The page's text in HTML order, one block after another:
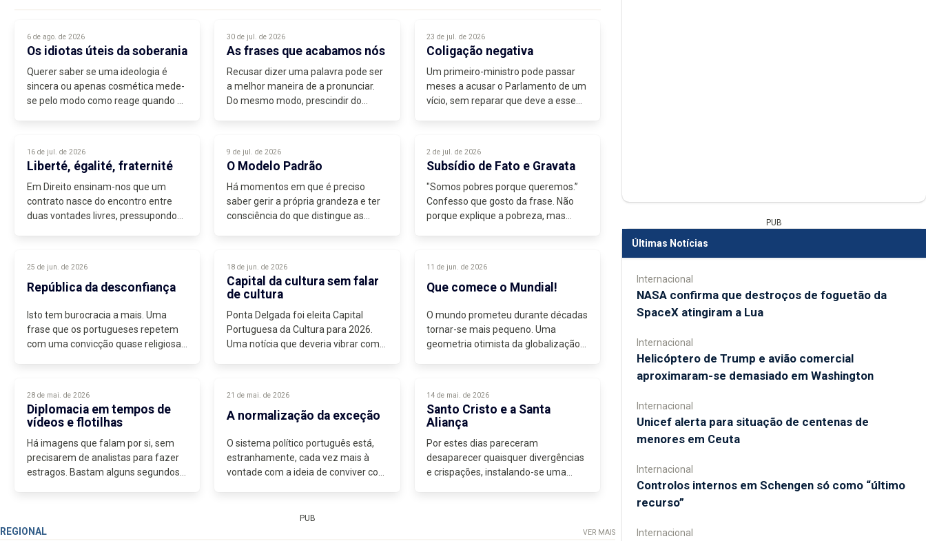
6 de ago. de 2026
Os idiotas úteis da soberania
Querer saber se uma ideologia é
sincera ou apenas cosmética mede-
se pelo modo como reage quando a
europeia...
30 de jul. de 2026
As frases que acabamos nós
Recusar dizer uma palavra pode ser
a melhor maneira de a pronunciar.
Do mesmo modo, prescindir do
23 de jul. de 2026
Coligação negativa
Um primeiro-ministro pode passar
meses a acusar o Parlamento de um
vício, sem reparar que deve a esse
Nação, Luís Montenegro...
16 de jul. de 2026
Liberté, égalité, fraternité
Em Direito ensinam-nos que um
contrato nasce do encontro entre
duas vontades livres, pressupondo
9 de jul. de 2026
O Modelo Padrão
Há momentos em que é preciso
saber gerir a própria grandeza e ter
consciência do que distingue as
2 de jul. de 2026
Subsídio de Fato e Gravata
"Somos pobres porque queremos.”
Confesso que gosto da frase. Não
porque explique a pobreza, mas
25 de jun. de 2026
República da desconfiança
Isto tem burocracia a mais. Uma
frase que os portugueses repetem
com uma convicção quase religiosa.
conseguem...
18 de jun. de 2026
Capital da cultura sem falar
de cultura
Ponta Delgada foi eleita Capital
Portuguesa da Cultura para 2026.
Uma notícia que deveria vibrar com
11 de jun. de 2026
Que comece o Mundial!
O mundo prometeu durante décadas
tornar-se mais pequeno. Uma
geometria otimista da globalização
circulação,...
28 de mai. de 2026
Diplomacia em tempos de
vídeos e flotilhas
Há imagens que falam por si, sem
precisarem de analistas para fazer
estragos. Bastam alguns segundos
21 de mai. de 2026
A normalização da exceção
O sistema político português está,
estranhamente, cada vez mais à
vontade com a ideia de conviver com
audácia de quem testa os limites...
14 de mai. de 2026
Santo Cristo e a Santa
Aliança
Por estes dias pareceram
desaparecer quaisquer divergências
e crispações, instalando-se uma
PUB
REGIONAL VER MAIS
PUB
Últimas Notícias
Internacional
NASA confirma que destroços de foguetão da
SpaceX atingiram a Lua
Internacional
Helicóptero de Trump e avião comercial
aproximaram-se demasiado em Washington
Internacional
Unicef alerta para situação de centenas de
menores em Ceuta
Internacional
Controlos internos em Schengen só como “último
recurso”
Internacional